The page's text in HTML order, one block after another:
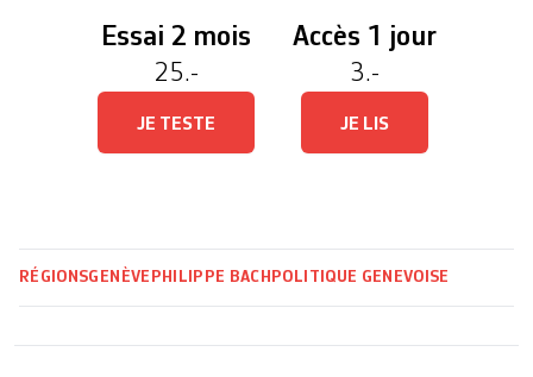
Essai 2 mois
25.-
JE TESTE
Accès 1 jour
3.-
JE LIS
RÉGIONSGENÈVE PHILIPPE BACH POLITIQUE GENEVOISE